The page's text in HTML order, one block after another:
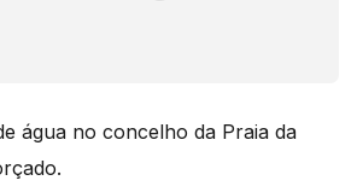
água no concelho da Praia da